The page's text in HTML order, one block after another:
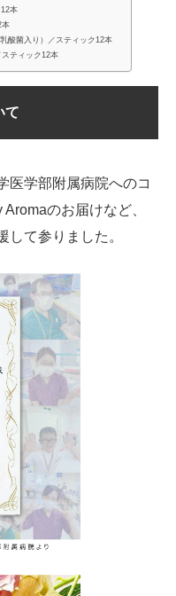
本
本
酸菌入り）／スティック12本
ティック12本
て
医学部附属病院へのコ
のお届けなど、
して参りました。